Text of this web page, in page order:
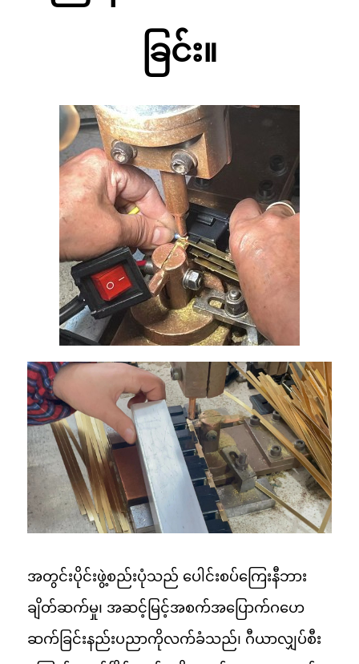
ခြင်း။
အတွင်းပိုင်းဖွဲ့စည်းပုံသည် ပေါင်းစပ်ကြေးနီဘား
ချိတ်ဆက်မှု၊ အဆင့်မြင့်အစက်အပြောက်ဂဟေ
ဆက်ခြင်းနည်းပညာကိုလက်ခံသည်၊ ဂီယာလျှပ်စီး